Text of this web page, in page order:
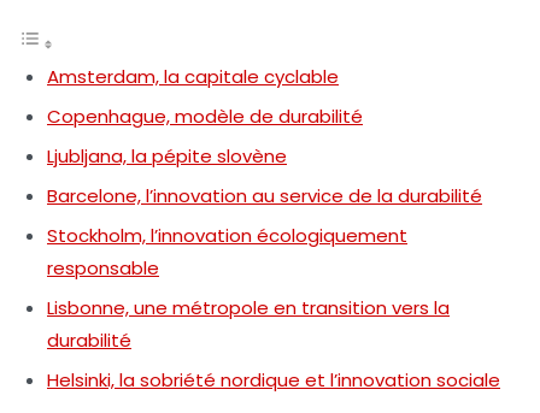
Amsterdam, la capitale cyclable
Copenhague, modèle de durabilité
Ljubljana, la pépite slovène
Barcelone, l’innovation au service de la durabilité
Stockholm, l’innovation écologiquement
responsable
Lisbonne, une métropole en transition vers la
durabilité
Helsinki, la sobriété nordique et l’innovation sociale